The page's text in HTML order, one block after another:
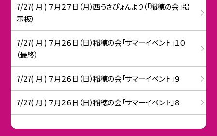
7/27( 月 ) ７月２７日（月）西うさぴょんより（「稲穂の会」掲
示板）
7/27( 月 ) ７月２６日（日）稲穂の会「サマーイベント」１０
（最終）
7/27( 月 ) ７月２６日（日）稲穂の会「サマーイベント」９
7/27( 月 ) ７月２６日（日）稲穂の会「サマーイベント」８